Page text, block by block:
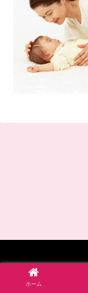
© 2017-2026
ホーム